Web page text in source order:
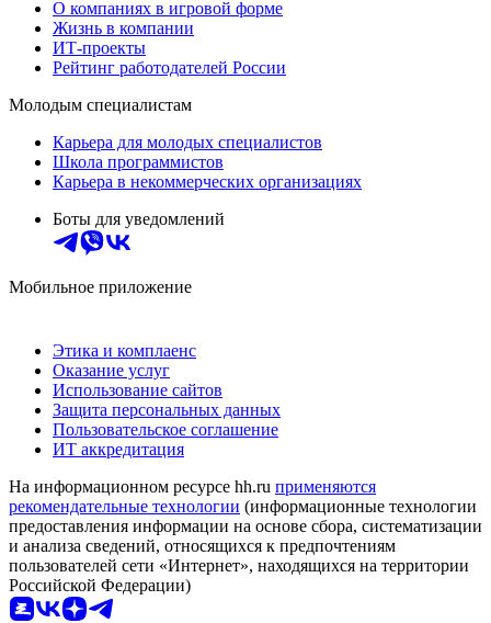
О компаниях в игровой форме
Жизнь в компании
ИТ-проекты
Рейтинг работодателей России
Молодым специалистам
Карьера для молодых специалистов
Школа программистов
Карьера в некоммерческих организациях
Боты для уведомлений
Мобильное приложение
Этика и комплаенс
Оказание услуг
Использование сайтов
Защита персональных данных
Пользовательское соглашение
ИТ аккредитация
На информационном ресурсе hh.ru применяются
рекомендательные технологии (информационные технологии
предоставления информации на основе сбора, систематизации
и анализа сведений, относящихся к предпочтениям
пользователей сети «Интернет», находящихся на территории
Российской Федерации)